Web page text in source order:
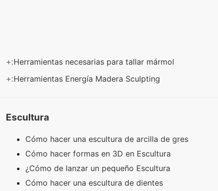
+:Herramientas necesarias para tallar mármol
+:Herramientas Energía Madera Sculpting
Escultura
Cómo hacer una escultura de arcilla de gres
Cómo hacer formas en 3D en Escultura
¿Cómo de lanzar un pequeño Escultura
Cómo hacer una escultura de dientes